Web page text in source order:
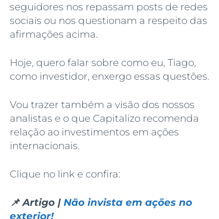
seguidores nos repassam posts de redes
sociais ou nos questionam a respeito das
afirmações acima.
Hoje, quero falar sobre como eu, Tiago,
como investidor, enxergo essas questões.
Vou trazer também a visão dos nossos
analistas e o que Capitalizo recomenda
relação ao investimentos em ações
internacionais.
Clique no link e confira:
📌 Artigo | Não invista em ações no
exterior!